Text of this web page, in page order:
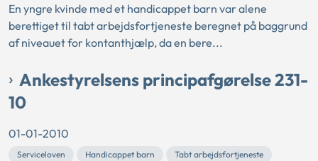
En yngre kvinde med et handicappet barn var alene
berettiget til tabt arbejdsfortjeneste beregnet på baggrund
af niveauet for kontanthjælp, da en bere...
Ankestyrelsens principafgørelse 231-
10
01-01-2010
Serviceloven Handicappet barn
Tabt arbejdsfortjeneste